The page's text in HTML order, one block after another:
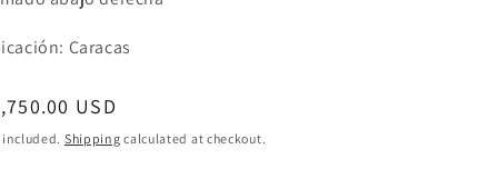
Caracas
USD
included. Shipping calculated at checkout.